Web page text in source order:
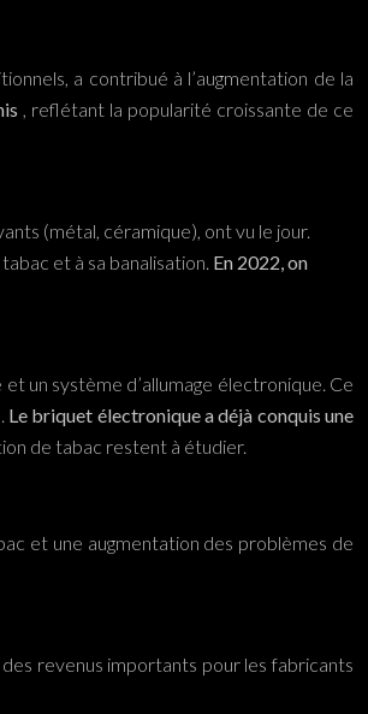
a contribué à l’augmentation de la
, reflétant la popularité croissante de ce
(métal, céramique), ont vu le jour.
et à sa banalisation. En 2022, on
un système d’allumage électronique. Ce
Le briquet électronique a déjà conquis une
de tabac restent à étudier.
et une augmentation des problèmes de
revenus importants pour les fabricants